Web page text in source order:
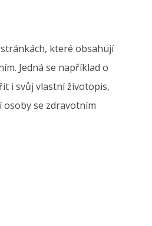
které obsahují
Jedná se například o
i svůj vlastní životopis,
se zdravotním